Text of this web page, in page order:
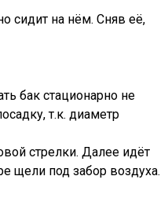
сидит на нём. Сняв её,
бак стационарно не
т.к. диаметр
стрелки. Далее идёт
щели под забор воздуха.